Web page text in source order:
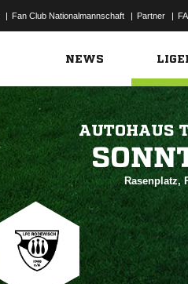
| Fan Club Nationalmannschaft | Partner |
NEWS
AUTOHAUS
Rasenplatz,